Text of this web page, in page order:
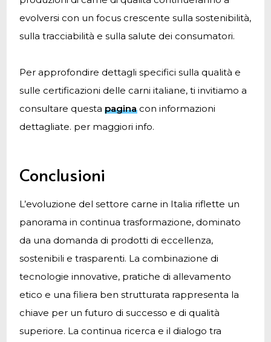
evolversi con un focus crescente sulla sostenibilità,
sulla tracciabilità e sulla salute dei consumatori.
Per approfondire dettagli specifici sulla qualità e
sulle certificazioni delle carni italiane, ti invitiamo a
consultare questapaginacon informazioni
dettagliate. per maggiori info.
Conclusioni
L’evoluzione del settore carne in Italia riflette un
panorama in continua trasformazione, dominato
da una domanda di prodotti di eccellenza,
sostenibili e trasparenti. La combinazione di
tecnologie innovative, pratiche di allevamento
etico e una filiera ben strutturata rappresenta la
chiave per un futuro di successo e di qualità
superiore. La continua ricerca e il dialogo tra